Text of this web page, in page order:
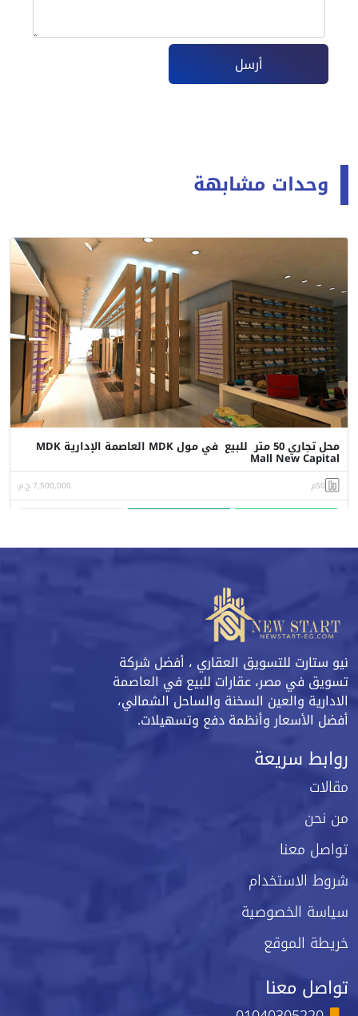
أرسل
وحدات مشابهة
محل تجاري 50 متر للبيع في مول MDK العاصمة الإدارية MDK
Mall New Capital
50م 7,500,000 ج.م
نيو ستارت للتسويق العقاري ، أفضل شركة
تسويق في مصر، عقارات للبيع في العاصمة
الادارية والعين السخنة والساحل الشمالي،
أفضل الأسعار وأنظمة دفع وتسهيلات.
روابط سريعة
مقالات
من نحن
تواصل معنا
شروط الاستخدام
سياسة الخصوصية
خريطة الموقع
تواصل معنا